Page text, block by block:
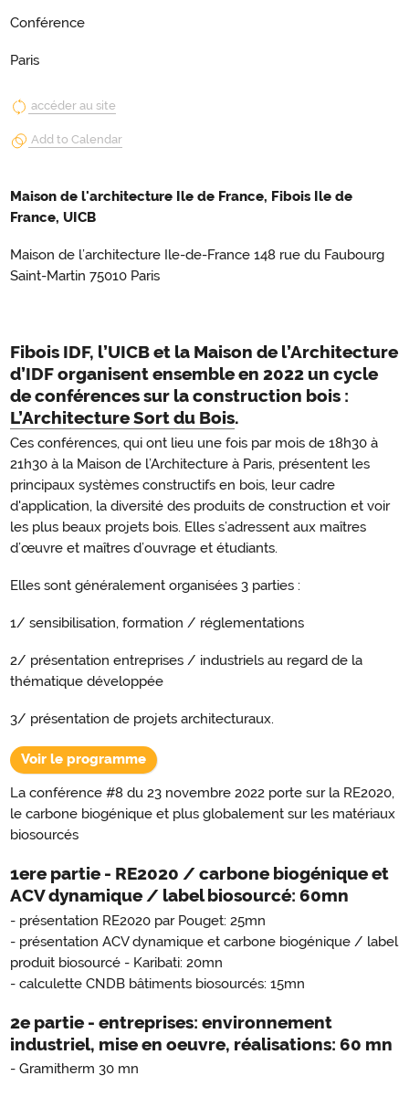
Conférence
Paris
accéder au site
Add to Calendar
Maison de l'architecture Ile de France, Fibois Ile de
France, UICB
Maison de l’architecture Ile-de-France 148 rue du Faubourg
Saint-Martin 75010 Paris
Fibois IDF, l’UICB et la Maison de l’Architecture
d’IDF organisent ensemble en 2022 un cycle
de conférences sur la construction bois :
L’Architecture Sort du Bois.
Ces conférences, qui ont lieu une fois par mois de 18h30 à
21h30 à la Maison de l’Architecture à Paris, présentent les
principaux systèmes constructifs en bois, leur cadre
d'application, la diversité des produits de construction et voir
les plus beaux projets bois. Elles s’adressent aux maîtres
d’œuvre et maîtres d’ouvrage et étudiants.
Elles sont généralement organisées 3 parties :
1/ sensibilisation, formation / réglementations
2/ présentation entreprises / industriels au regard de la
thématique développée
3/ présentation de projets architecturaux.
Voir le programme
La conférence #8 du 23 novembre 2022 porte sur la RE2020,
le carbone biogénique et plus globalement sur les matériaux
biosourcés
1ere partie - RE2020 / carbone biogénique et
ACV dynamique / label biosourcé: 60mn
- présentation RE2020 par Pouget: 25mn
- présentation ACV dynamique et carbone biogénique / label
produit biosourcé - Karibati: 20mn
- calculette CNDB bâtiments biosourcés: 15mn
2e partie - entreprises: environnement
industriel, mise en oeuvre, réalisations: 60 mn
- Gramitherm 30 mn